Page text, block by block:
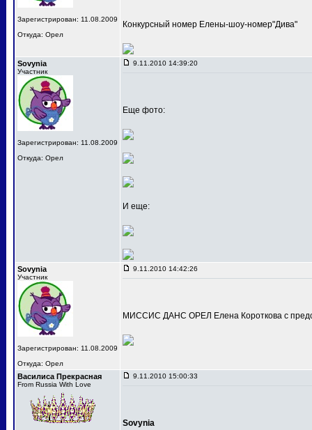
Зарегистрирован: 11.08.2009
Откуда: Орел
Конкурсный номер Елены-шоу-номер"Дива"
Sovynia
Участник
Зарегистрирован: 11.08.2009
Откуда: Орел
9.11.2010 14:39:20
Еще фото:
И еще:
Sovynia
Участник
Зарегистрирован: 11.08.2009
Откуда: Орел
9.11.2010 14:42:26
МИССИС ДАНС ОРЕЛ Елена Короткова с
Василиса Прекрасная
From Russia With Love
9.11.2010 15:00:33
Sovynia